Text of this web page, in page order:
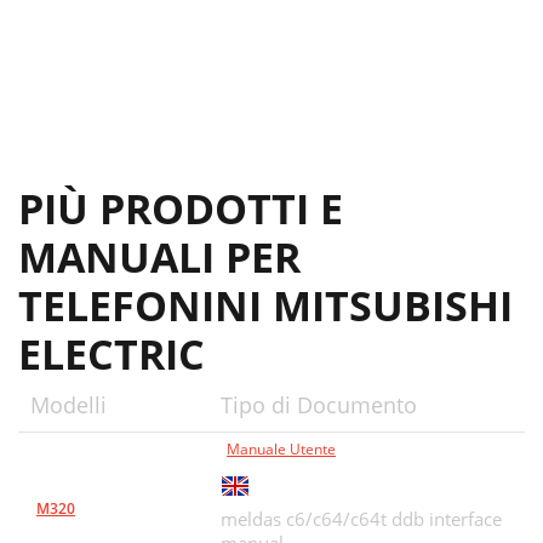
PIÙ PRODOTTI E
MANUALI PER
TELEFONINI MITSUBISHI
ELECTRIC
Modelli Tipo di Documento
M320
Manuale Utente
meldas c6/c64/c64t ddb interface